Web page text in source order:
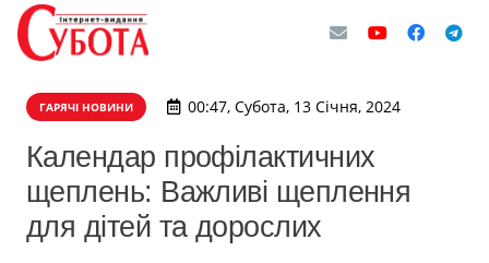
ГАРЯЧІ НОВИНИ 00:47, Субота, 13 Січня, 2024
Календар профілактичних
щеплень: Важливі щеплення
для дітей та дорослих